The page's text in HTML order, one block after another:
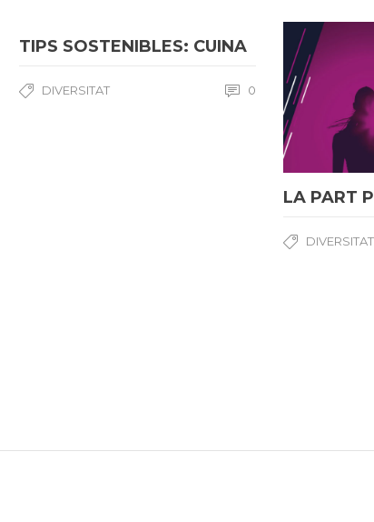
TIPS SOSTENIBLES: CUINA
DIVERSITAT 0
LA PART
DIVERSITAT